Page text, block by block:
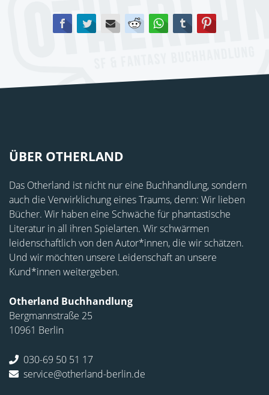
FacebookTwitterE-mail Reddit WhatsApp
tumblr
ÜBER OTHERLAND
Das Otherland ist nicht nur eine Buchhandlung, sondern
auch die Verwirklichung eines Traums, denn: Wir lieben
Bücher. Wir haben eine Schwäche für phantastische
Literatur in all ihren Spielarten. Wir schwärmen
leidenschaftlich von den Autor*innen, die wir schätzen.
Und wir möchten unsere Leidenschaft an unsere
Kund*innen weitergeben.
Otherland Buchhandlung
Bergmannstraße 25
10961 Berlin
030-69 50 51 17
service@otherland-berlin.de